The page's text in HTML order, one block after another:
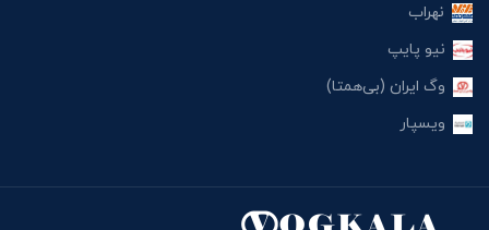
نهراب
نیو پایپ
وگ ایران (بی‌همتا)
ویسپار